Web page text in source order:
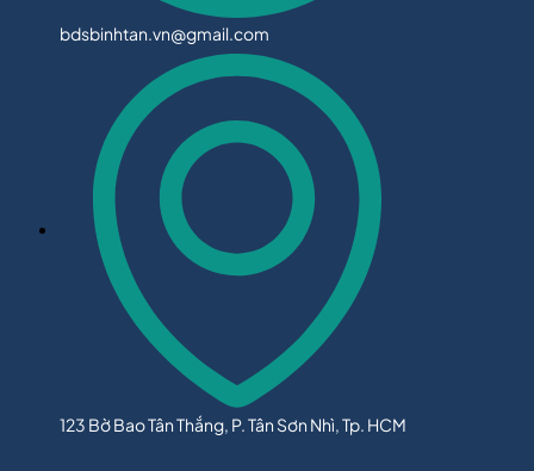
bdsbinhtan.vn@gmail.com
123 Bờ Bao Tân Thắng, P. Tân Sơn Nhì, Tp. HCM